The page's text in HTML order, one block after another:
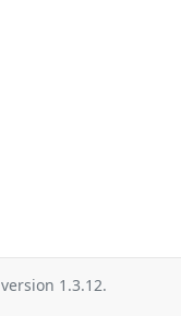
version 1.3.12.